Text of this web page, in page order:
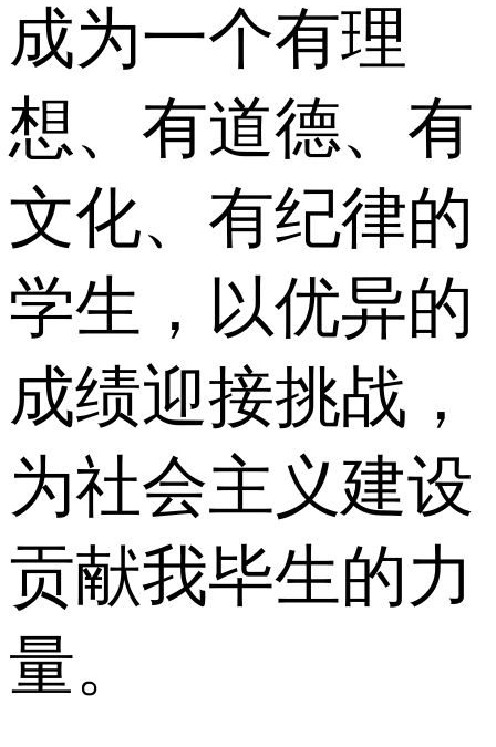
成为一个有理
想、有道德、有
文化、有纪律的
学生，以优异的
成绩迎接挑战，
为社会主义建设
贡献我毕生的力
量。